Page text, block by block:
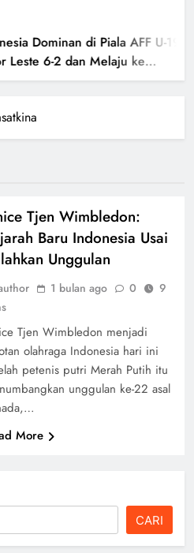
Dominan di Piala AFF U-19
Leste 6-2 dan Melaju ke
Tjen Wimbledon:
Baru Indonesia Usai
Unggulan
1 bulan ago 0
9
Tjen Wimbledon menjadi
olahraga Indonesia hari ini
petenis putri Merah Putih itu
unggulan ke-22 asal
More
CARI